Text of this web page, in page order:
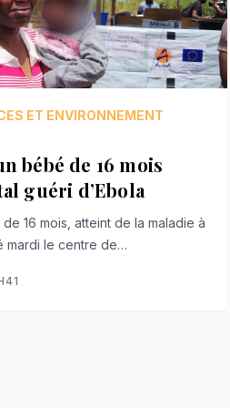
ET ENVIRONNEMENT
bébé de 16 mois
guéri d’Ebola
16 mois, atteint de la maladie à
mardi le centre de…